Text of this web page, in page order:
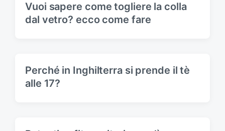
:Vuoi sapere come togliere la colla
dal vetro? ecco come fare
Perché in Inghilterra si prende il tè
alle 17?